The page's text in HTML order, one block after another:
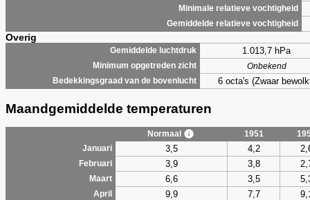
Minimale relatieve vochtigheid
Gemiddelde relatieve vochtigheid
Overig
Gemiddelde luchtdruk 1.013,7 hPa
Minimum opgetreden zicht
Onbekend
Bedekkingsgraad van de bovenlucht
6 octa's (Zwaar
Maandgemiddelde temperaturen
Normaal 1951
Januari
3,5 4,2
Februari 3,9 3,8
Maart 6,6 3,5
April 9,9 7,7